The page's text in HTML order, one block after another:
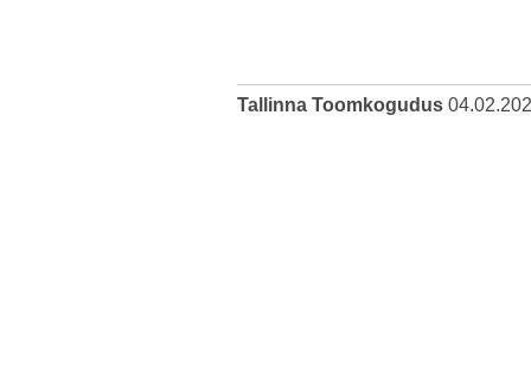
Tallinna Toomkogudus